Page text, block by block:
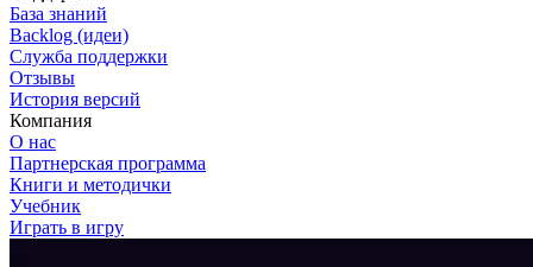
База знаний
Backlog (идеи)
Служба поддержки
Отзывы
История версий
Компания
О нас
Партнерская программа
Книги и методички
Учебник
Играть в игру